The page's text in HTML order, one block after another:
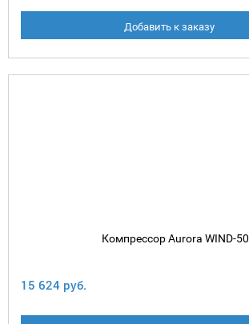
Добавить к заказу
Компрессор Aurora WIND-50
15 624 руб.